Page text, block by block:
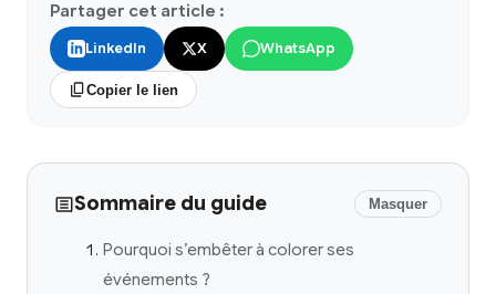
Partager cet article :
LinkedIn X WhatsApp
Copier le lien
Sommaire du guide Masquer
Pourquoi s’embêter à colorer ses
événements ?